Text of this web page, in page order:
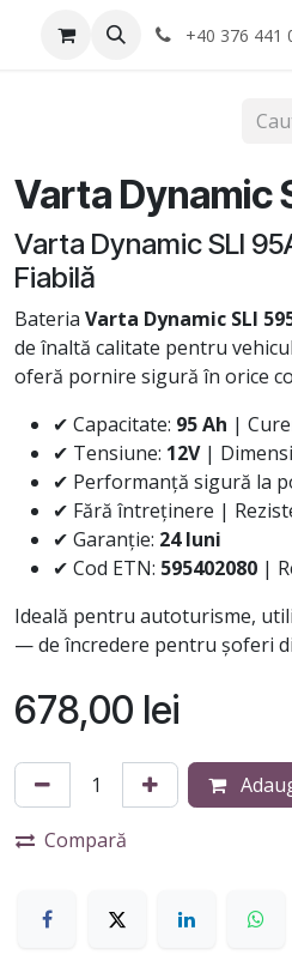
Service-uri montaj +40 376 441
Varta Dynamic
Varta Dynamic SLI
Fiabilă
Bateria Varta Dynamic SLI
de înaltă calitate pentru
oferă pornire sigură în orice
✔ Capacitate: 95 Ah |
✔ Tensiune: 12V|
✔ Performanță sigură la
✔ Fără întreținere |
✔ Garanție: 24 luni
✔ Cod ETN: 595402080 |
Ideală pentru autoturisme,
— de încredere pentru șoferi
678,00 lei
Compară